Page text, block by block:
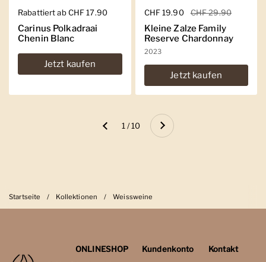
Regulärer Preis
Rabattiert ab CHF 17.90
Carinus Polkadraai
Chenin Blanc
Jetzt kaufen
Regulärer Preis
CHF 19.90 Sale-Preis
CHF 29.90
Kleine Zalze Family
Reserve Chardonnay
2023
Jetzt kaufen
Zurück 1 / 10 Weiter
Startseite / Kollektionen / Weissweine
ONLINESHOP
Kundenkonto
Kontakt